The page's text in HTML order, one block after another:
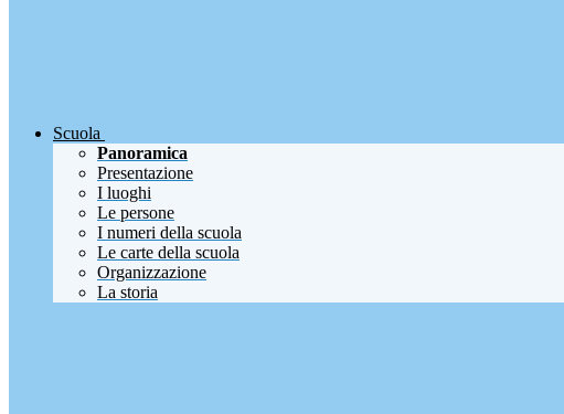
Scuola
Panoramica
Presentazione
I luoghi
Le persone
I numeri della scuola
Le carte della scuola
Organizzazione
La storia